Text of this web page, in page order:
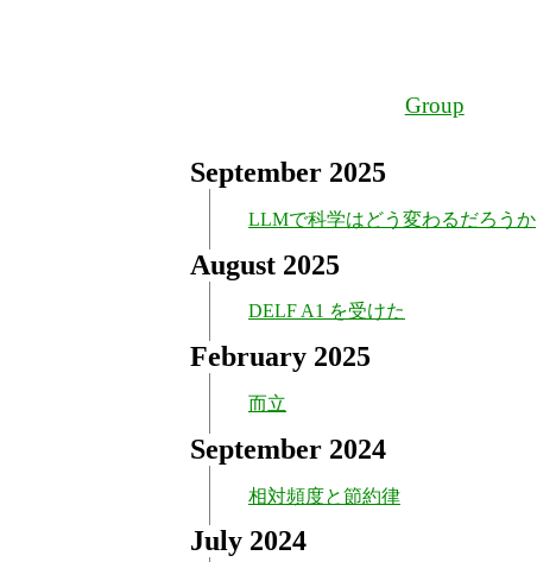
Group
September 2025
LLMで科学はどう変わるだろうか
August 2025
DELF A1 を受けた
February 2025
而立
September 2024
相対頻度と節約律
July 2024